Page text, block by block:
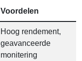
Voordelen
Hoog rendement,
geavanceerde
monitering